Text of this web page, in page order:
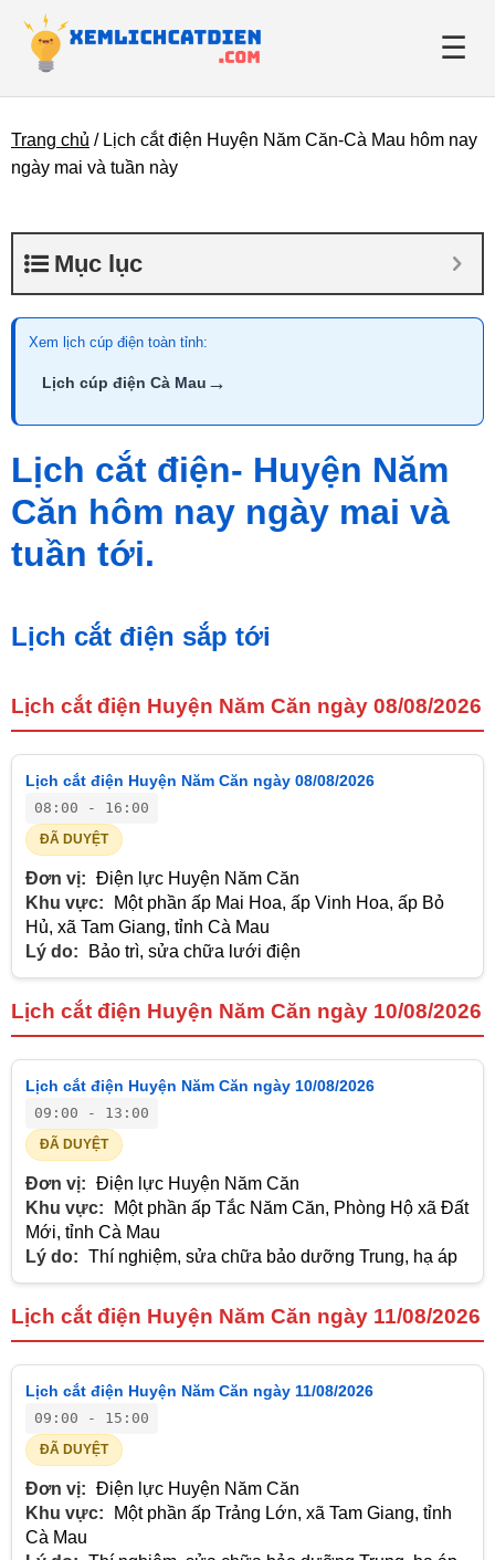
☰
Giới thiệu
Tin tức
Trang chủ / Lịch cắt điện Huyện Năm Căn-Cà Mau hôm nay
ngày mai và tuần này
Mục lục
Xem lịch cúp điện toàn tỉnh:
Lịch cúp điện Cà Mau →
Lịch cắt điện- Huyện Năm
Căn hôm nay ngày mai và
tuần tới.
Lịch cắt điện sắp tới
Lịch cắt điện Huyện Năm Căn ngày 08/08/2026
Lịch cắt điện Huyện Năm Căn ngày 08/08/2026
08:00 - 16:00
ĐÃ DUYỆT
Đơn vị: Điện lực Huyện Năm Căn
Khu vực:
Một phần ấp Mai Hoa, ấp Vinh Hoa, ấp Bỏ
Hủ, xã Tam Giang, tỉnh Cà Mau
Lý do:
Bảo trì, sửa chữa lưới điện
Lịch cắt điện Huyện Năm Căn ngày 10/08/2026
Lịch cắt điện Huyện Năm Căn ngày 10/08/2026
09:00 - 13:00
ĐÃ DUYỆT
Đơn vị: Điện lực Huyện Năm Căn
Khu vực:
Một phần ấp Tắc Năm Căn, Phòng Hộ xã Đất
Mới, tỉnh Cà Mau
Lý do: Thí nghiệm, sửa chữa bảo dưỡng Trung, hạ áp
Lịch cắt điện Huyện Năm Căn ngày 11/08/2026
Lịch cắt điện Huyện Năm Căn ngày 11/08/2026
09:00 - 15:00
ĐÃ DUYỆT
Đơn vị: Điện lực Huyện Năm Căn
Khu vực:
Một phần ấp Trảng Lớn, xã Tam Giang, tỉnh
Cà Mau